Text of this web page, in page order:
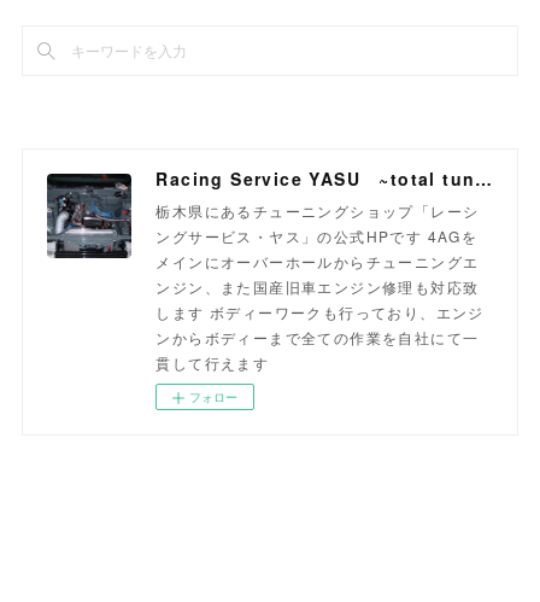
Racing Service YASU ~total tuning proshop~
栃木県にあるチューニングショップ「レーシ
ングサービス・ヤス」の公式HPです 4AGを
メインにオーバーホールからチューニングエ
ンジン、また国産旧車エンジン修理も対応致
します ボディーワークも行っており、エンジ
ンからボディーまで全ての作業を自社にて一
貫して行えます
フォロー